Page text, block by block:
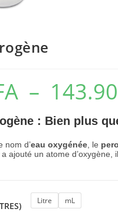
–
: Bien plus
nom d’eau oxygénée , le
ajouté un atome
Litre mL